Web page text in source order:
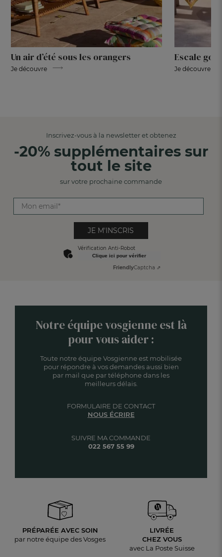
Un air d’été sous les orangers
Je découvre
Escale
Je découvre
Inscrivez-vous à la newsletter et obtenez
-20% supplémentaires sur
tout le site
sur votre prochaine commande
JE M'INSCRIS
Vérification Anti-Robot
Clique ici pour vérifier
FriendlyCaptcha ⇗
Notre équipe vosgienne est là
pour vous aider :
Toute notre équipe Vosgienne est mobilisée
pour répondre à vos demandes aussi bien
par mail que par téléphone dans les
meilleurs délais.
SUIVRE MA COMMANDE
022 567 55 99
FORMULAIRE DE CONTACT
NOUS ÉCRIRE
PRÉPARÉE AVEC SOIN
par notre équipe des Vosges
LIVRÉE
CHEZ VOUS
avec La Poste Suisse